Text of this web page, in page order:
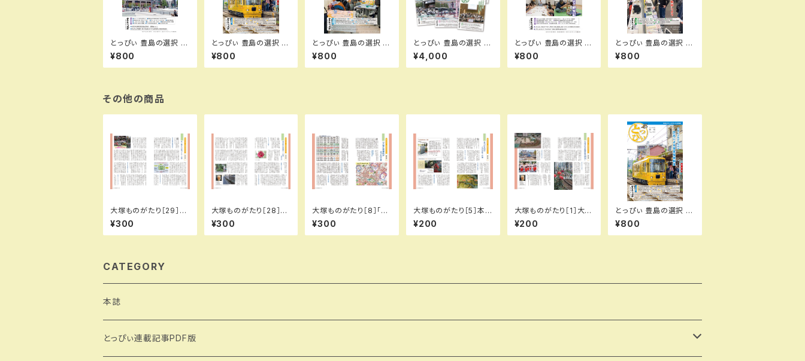
とっぴぃ 豊島の選択 初
夏号 （2026.7月 第14
5号）冊子
¥800
とっぴぃ 豊島の選択 春
号 （2026.5月 第144
号）冊子
¥800
とっぴぃ 豊島の選択 冬
号 （2026.1月 第142
号）冊子
¥800
とっぴぃ 豊島の選択 年
間購読お申込み（隔月
刊 6号分）
¥4,000
とっぴぃ 豊島の選択 夏
号 （2025.9月 第140
号）冊子
¥800
とっぴぃ 豊島の選択 新
春号 （2026.3月 第14
3号）冊子
¥800
その他の商品
大塚ものがたり［29］花
一輪からの街づくり…の
巻／城所信英（とっぴぃ
136号）
¥300
大塚ものがたり［28］我
が街の宝物探し…の巻
【其の弐】／城所信英
（とっぴぃ135号）
¥300
大塚ものがたり［8］「大
塚に発電所があった」…
の巻／城所信英（とっぴ
い115号）
¥300
大塚ものがたり［5］本当
の大塚はどんなとこ
ろ？…の巻／城所信英
（とっぴぃ112号）
¥200
大塚ものがたり［1］大塚
は山手線最後の迷宮(ラ
ビリンス)！…の巻／城
所信英（とっぴぃ108
¥200
とっぴぃ 豊島の選択 春
号 （2026.5月 第144
号）PDFデータ版
¥800
CATEGORY
本誌
とっぴぃ連載記事PDF版